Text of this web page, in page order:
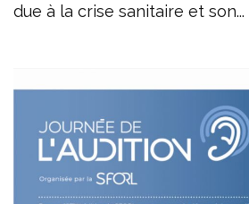
due à la crise sanitaire et son...